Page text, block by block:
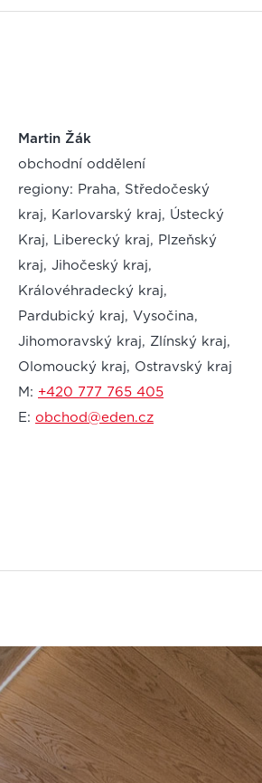
Martin Žák
obchodní oddělení
regiony: Praha, Středočeský
kraj, Karlovarský kraj, Ústecký
Kraj, Liberecký kraj, Plzeňský
kraj, Jihočeský kraj,
Královéhradecký kraj,
Pardubický kraj, Vysočina,
Jihomoravský kraj, Zlínský kraj,
Olomoucký kraj, Ostravský kraj
M: +420 777 765 405
E: obchod@eden.cz